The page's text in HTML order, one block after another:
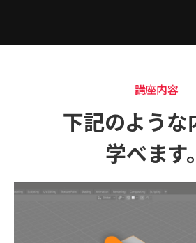
講座内容
下記のような
学べます。